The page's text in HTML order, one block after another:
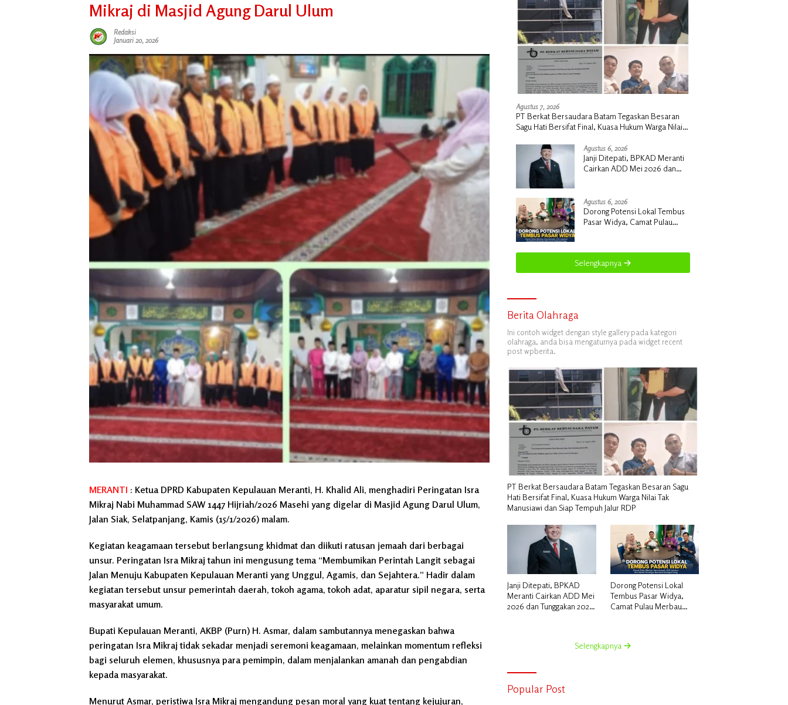
Mikraj di Masjid Agung Darul Ulum
Redaksi
Januari 20, 2026
MERANTI : Ketua DPRD Kabupaten Kepulauan Meranti, H. Khalid Ali, menghadiri Peringatan Isra
Mikraj Nabi Muhammad SAW 1447 Hijriah/2026 Masehi yang digelar di Masjid Agung Darul Ulum,
Jalan Siak, Selatpanjang, Kamis (15/1/2026) malam.
Kegiatan keagamaan tersebut berlangsung khidmat dan diikuti ratusan jemaah dari berbagai
unsur. Peringatan Isra Mikraj tahun ini mengusung tema “Membumikan Perintah Langit sebagai
Jalan Menuju Kabupaten Kepulauan Meranti yang Unggul, Agamis, dan Sejahtera.” Hadir dalam
kegiatan tersebut unsur pemerintah daerah, tokoh agama, tokoh adat, aparatur sipil negara, serta
masyarakat umum.
Bupati Kepulauan Meranti, AKBP (Purn) H. Asmar, dalam sambutannya menegaskan bahwa
peringatan Isra Mikraj tidak sekadar menjadi seremoni keagamaan, melainkan momentum refleksi
bagi seluruh elemen, khususnya para pemimpin, dalam menjalankan amanah dan pengabdian
kepada masyarakat.
Menurut Asmar, peristiwa Isra Mikraj mengandung pesan moral yang kuat tentang kejujuran,
Agustus 7, 2026
PT Berkat Bersaudara Batam Tegaskan Besaran
Sagu Hati Bersifat Final, Kuasa Hukum Warga Nilai
Agustus 6, 2026
Janji Ditepati, BPKAD Meranti
Cairkan ADD Mei 2026 dan
Agustus 6, 2026
Dorong Potensi Lokal Tembus
Pasar Widya, Camat Pulau
Bersama Kadisperindag
Selengkapnya
Berita Olahraga
Ini contoh widget dengan style gallery pada kategori
olahraga, anda bisa mengaturnya pada widget recent
post wpberita.
PT Berkat Bersaudara Batam Tegaskan Besaran Sagu
Hati Bersifat Final, Kuasa Hukum Warga Nilai Tak
Manusiawi dan Siap Tempuh Jalur RDP
Janji Ditepati, BPKAD
Meranti Cairkan ADD Mei
2026 dan Tunggakan 2024
Dorong Potensi Lokal
Tembus Pasar Widya,
Camat Pulau Merbau
Kadisperindag
Selengkapnya
Popular Post